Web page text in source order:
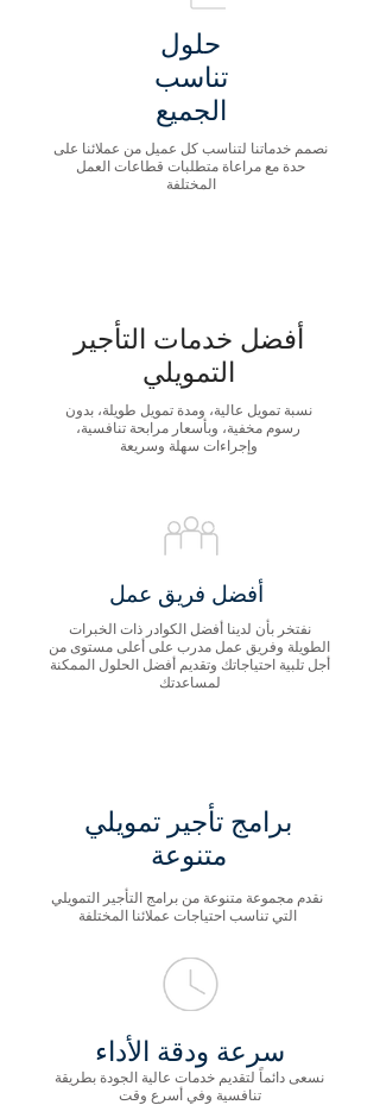
حلول
تناسب
الجميع
نصمم خدماتنا لتناسب كل عميل من عملائنا على
حدة مع مراعاة متطلبات قطاعات العمل
المختلفة
أفضل خدمات التأجير
التمويلي
نسبة تمويل عالية، ومدة تمويل طويلة، بدون
رسوم مخفية، وبأسعار مرابحة تنافسية،
وإجراءات سهلة وسريعة
أفضل فريق عمل
نفتخر بأن لدينا أفضل الكوادر ذات الخبرات
الطويلة وفريق عمل مدرب على أعلى مستوى من
أجل تلبية احتياجاتك وتقديم أفضل الحلول الممكنة
لمساعدتك
برامج تأجير تمويلي
متنوعة
نقدم مجموعة متنوعة من برامج التأجير التمويلي
التي تناسب احتياجات عملائنا المختلفة
سرعة ودقة الأداء
نسعى دائماً لتقديم خدمات عالية الجودة بطريقة
تنافسية وفي أسرع وقت